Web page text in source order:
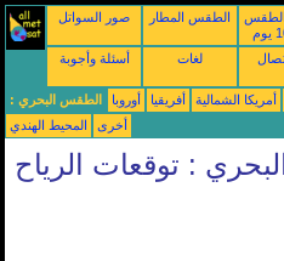
صور السواتل الطقس المطار
الطقس
أسئلة وأجوبة لغات
الطقس البحري : أوروبا أفريقيا أمريكا الشمالية
المحيط الهندي
أخرى
: توقعات الرياح